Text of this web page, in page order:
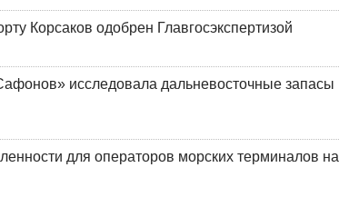
Корсаков одобрен Главгосэкспертизой
исследовала дальневосточные запасы
для операторов морских терминалов на